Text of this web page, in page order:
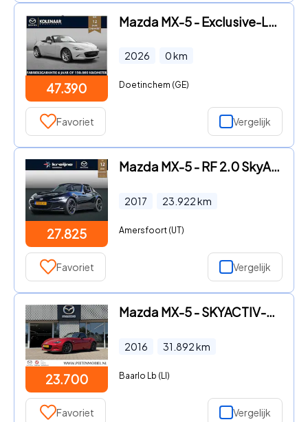
47.390
Mazda MX-5 - Exclusive-Line 1.5 Sky-G 136pk | MY27 | September leverbaar
2026 0km
Doetinchem (GE)
Favoriet Vergelijk
27.825
Mazda MX-5 - RF 2.0 SkyActiv-G 160 GT-M | Automaat | Apple Carplay/Androi
2017 23.922km
Amersfoort (UT)
Favoriet Vergelijk
23.700
Mazda MX-5 - SKYACTIV-G 2.0 TS+ 160PK | CAMERA | ZWART LEDER | APPLE CARP
2016 31.892km
Baarlo Lb (LI)
Favoriet Vergelijk